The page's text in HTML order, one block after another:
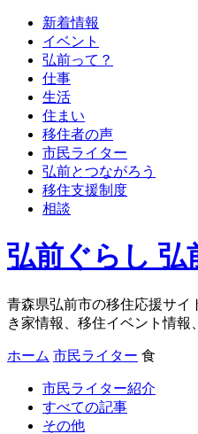
新着情報
イベント
弘前って？
仕事
生活
住まい
移住者の声
市民ライター
弘前とつながろう
移住支援制度
相談
弘前ぐらし 弘
青森県弘前市の移住応援サイ
き家情報、移住イベント情報
ホーム 市民ライター 食
市民ライター紹介
すべての記事
その他